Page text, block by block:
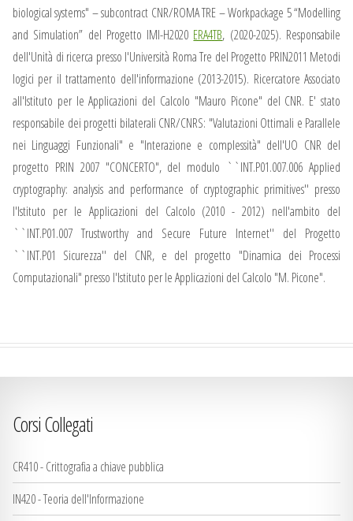
biological systems" – subcontract CNR/ROMA TRE – Workpackage 5 “Modelling
and Simulation” del Progetto IMI-H2020 ERA4TB, (2020-2025). Responsabile
dell'Unità di ricerca presso l'Università Roma Tre del Progetto PRIN2011 Metodi
logici per il trattamento dell'informazione (2013-2015). Ricercatore Associato
all'Istituto per le Applicazioni del Calcolo "Mauro Picone" del CNR. E' stato
responsabile dei progetti bilaterali CNR/CNRS: "Valutazioni Ottimali e Parallele
nei Linguaggi Funzionali" e "Interazione e complessità" dell'UO CNR del
progetto PRIN 2007 "CONCERTO", del modulo ``INT.P01.007.006 Applied
cryptography: analysis and performance of cryptographic primitives'' presso
l'Istituto per le Applicazioni del Calcolo (2010 - 2012) nell'ambito del
``INT.P01.007 Trustworthy and Secure Future Internet'' del Progetto
``INT.P01 Sicurezza'' del CNR, e del progetto "Dinamica dei Processi
Computazionali" presso l'Istituto per le Applicazioni del Calcolo "M. Picone".
Corsi Collegati
CR410 - Crittografia a chiave pubblica
IN420 - Teoria dell'Informazione